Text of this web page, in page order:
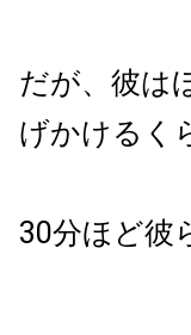
だが、彼は
げかけるく
30分ほど彼